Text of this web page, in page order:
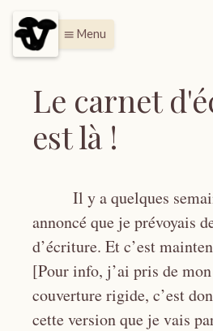
menu Menu
Le carnet
est là !
Il y a quelques
annoncé que je prévoyais
d’écriture. Et c’est
[Pour info, j’ai pris de
couverture rigide, c’est
cette version que je vais